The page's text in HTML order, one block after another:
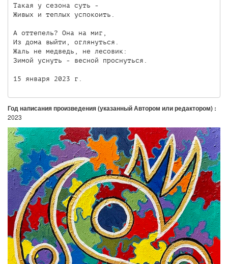
Такая у сезона суть -
Живых и теплых успокоить.
А оттепель? Она на миг,
Из дома выйти, оглянуться.
Жаль не медведь, не лесовик:
Зимой уснуть - весной проснуться.
Год написания произведения (указанный Автором или редактором) :
2023